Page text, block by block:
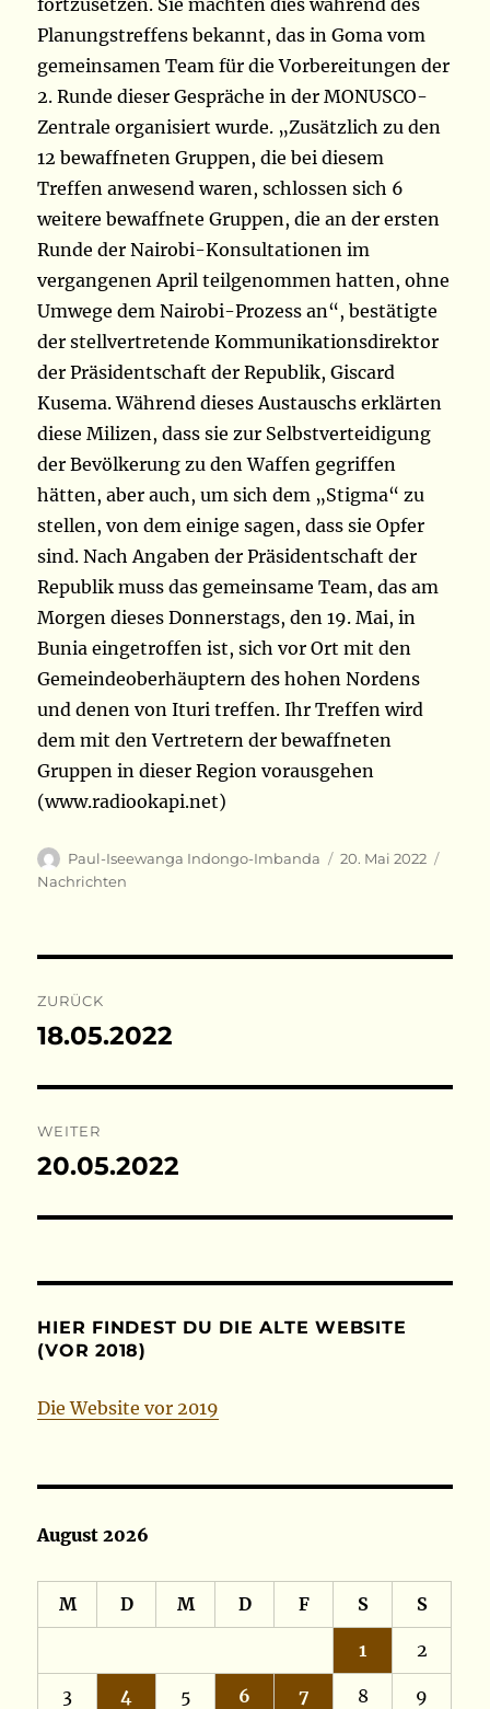
fortzusetzen. Sie machten dies während des
Planungstreffens bekannt, das in Goma vom
gemeinsamen Team für die Vorbereitungen der
2. Runde dieser Gespräche in der MONUSCO-
Zentrale organisiert wurde. „Zusätzlich zu den
12 bewaffneten Gruppen, die bei diesem
Treffen anwesend waren, schlossen sich 6
weitere bewaffnete Gruppen, die an der ersten
Runde der Nairobi-Konsultationen im
vergangenen April teilgenommen hatten, ohne
Umwege dem Nairobi-Prozess an“, bestätigte
der stellvertretende Kommunikationsdirektor
der Präsidentschaft der Republik, Giscard
Kusema. Während dieses Austauschs erklärten
diese Milizen, dass sie zur Selbstverteidigung
der Bevölkerung zu den Waffen gegriffen
hätten, aber auch, um sich dem „Stigma“ zu
stellen, von dem einige sagen, dass sie Opfer
sind. Nach Angaben der Präsidentschaft der
Republik muss das gemeinsame Team, das am
Morgen dieses Donnerstags, den 19. Mai, in
Bunia eingetroffen ist, sich vor Ort mit den
Gemeindeoberhäuptern des hohen Nordens
und denen von Ituri treffen. Ihr Treffen wird
dem mit den Vertretern der bewaffneten
Gruppen in dieser Region vorausgehen
(www.radiookapi.net)
Autor
Paul-Iseewanga Indongo-Imbanda
Veröffentlicht
20. Mai 2022
Nachrichten
ZURÜCK
Vorheriger
18.05.2022
WEITER
Nächster
20.05.2022
HIER FINDEST DU DIE ALTE WEBSITE
(VOR 2018)
Die Website vor 2019
August 2026
M D M D F S S
1 2
3 4 5 6 7 8 9